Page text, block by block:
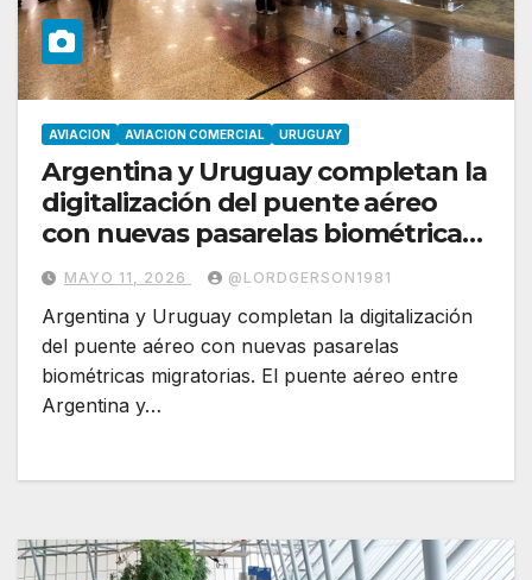
AVIACION AVIACION COMERCIAL URUGUAY
Argentina y Uruguay completan la
digitalización del puente aéreo
con nuevas pasarelas biométricas
migratorias
MAYO 11, 2026 @LORDGERSON1981
Argentina y Uruguay completan la digitalización
del puente aéreo con nuevas pasarelas
biométricas migratorias. El puente aéreo entre
Argentina y…